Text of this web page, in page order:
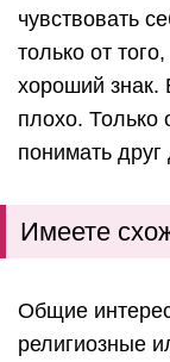
чувствовать
только от
хороший знак.
плохо. Только
понимать
Имеете
Общие
религиозные